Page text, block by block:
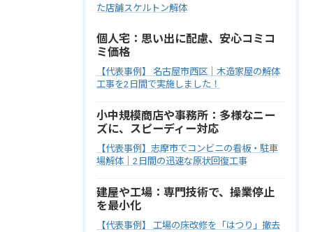
た店舗スケルトン解体
個人宅：思い出に配慮、安心コミコ
ミ価格
【代表事例】 名古屋市西区｜木造家屋の解体
工事を2日間で実施しました！
小中規模商店や事務所：多様なニー
ズに、スピーディー対応
【代表事例】志摩市でコンビニの看板・駐車
場解体｜2日間の迅速な原状回復工事
建屋や工場：専門技術で、操業停止
を最小化
【代表事例】 工場の床改修を「はつり」撤去